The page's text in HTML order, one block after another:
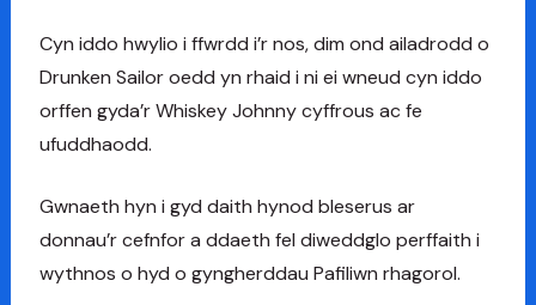
Cyn iddo hwylio i ffwrdd i’r nos, dim ond ailadrodd o
Drunken Sailor oedd yn rhaid i ni ei wneud cyn iddo
orffen gyda’r Whiskey Johnny cyffrous ac fe
ufuddhaodd.
Gwnaeth hyn i gyd daith hynod bleserus ar
donnau’r cefnfor a ddaeth fel diweddglo perffaith i
wythnos o hyd o gyngherddau Pafiliwn rhagorol.